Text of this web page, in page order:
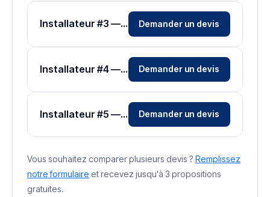
Installateur #3 — Zone Vaucluse Demander un devis
Installateur #4 — Zone Vaucluse Demander un devis
Installateur #5 — Zone Vaucluse Demander un devis
Vous souhaitez comparer plusieurs devis ? Remplissez
notre formulaire et recevez jusqu'à 3 propositions
gratuites.